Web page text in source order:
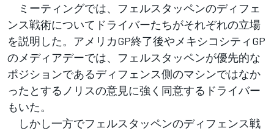
ミーティングでは、フェルスタッペンのディフェ
ンス戦術についてドライバーたちがそれぞれの立場
を説明した。アメリカGP終了後やメキシコシティGP
のメディアデーでは、フェルスタッペンが優先的な
ポジションであるディフェンス側のマシンではなか
ったとするノリスの意見に強く同意するドライバー
もいた。
しかし一方でフェルスタッペンのディフェンス戦